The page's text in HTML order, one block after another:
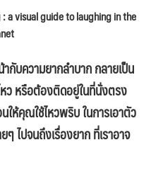
a visual guide to laughing in the
กับความยากลำบาก กลายเป็น
หว หรือต้องติดอยู่ในที่นั่งตรง
ให้คุณใช้ไหวพริบ ในการเอาตัว
ไปจนถึงเรื่องยาก ที่เราอาจ